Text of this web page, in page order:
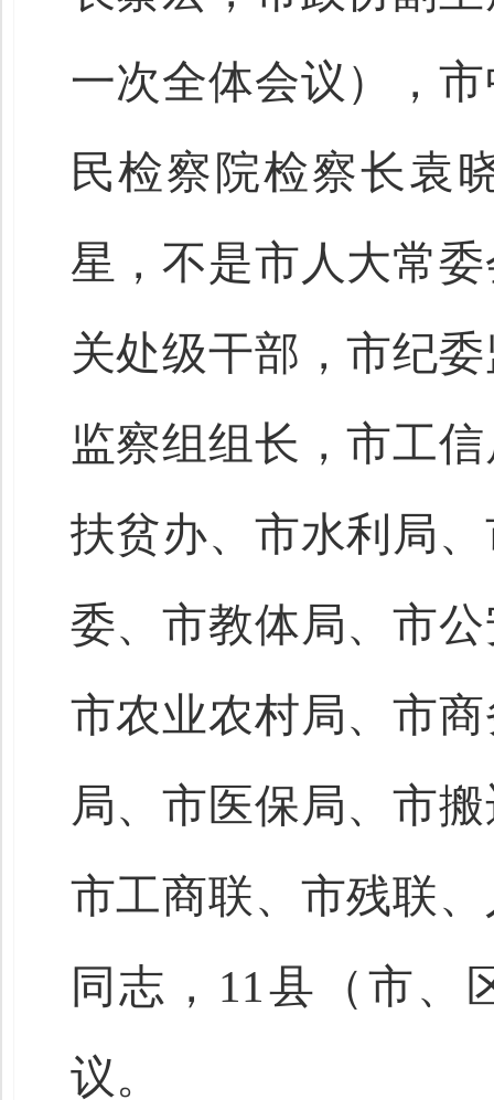
一次全体会议），
民检察院检察长袁
星，不是市人大常
关处级干部，市纪
监察组组长，市工
扶贫办、市水利局
委、市教体局、市
市农业农村局、市
局、市医保局、市
市工商联、市残联
同志，11县（市、
议。